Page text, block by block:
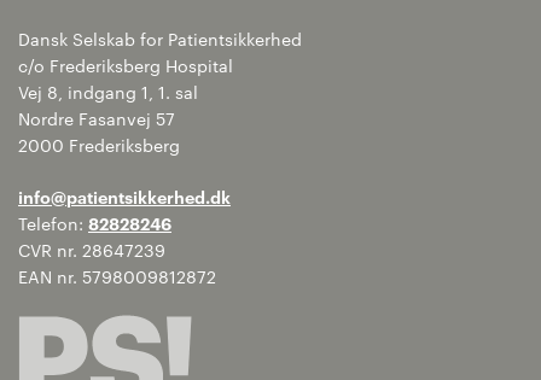
Dansk Selskab for Patientsikkerhed
c/o Frederiksberg Hospital
Vej 8, indgang 1, 1. sal
Nordre Fasanvej 57
2000 Frederiksberg
info@patientsikkerhed.dk
Telefon: 82828246
CVR nr. 28647239
EAN nr. 5798009812872